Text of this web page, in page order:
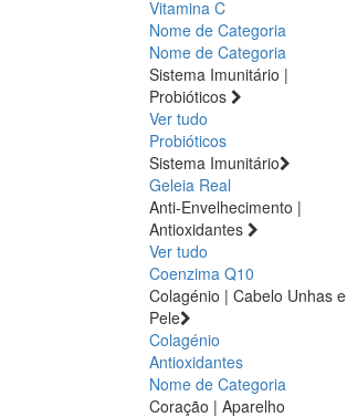
Vitamina C
Nome de Categoria
Nome de Categoria
Sistema Imunitário |
Probióticos
Ver tudo
Probióticos
Sistema Imunitário
Geleia Real
Anti-Envelhecimento |
Antioxidantes
Ver tudo
Coenzima Q10
Colagénio | Cabelo Unhas e
Pele
Colagénio
Antioxidantes
Nome de Categoria
Coração | Aparelho